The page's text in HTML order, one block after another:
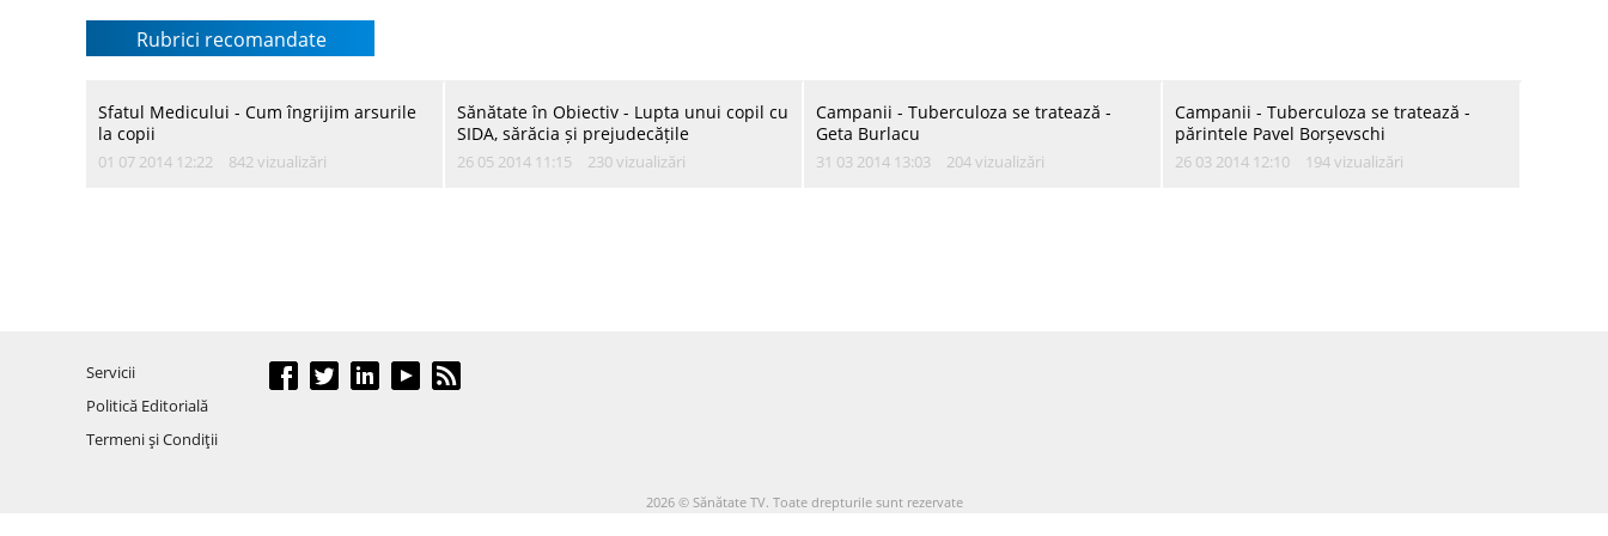
Rubrici recomandate
Sfatul Medicului - Cum îngrijim arsurile
la copii
01 07 2014 12:22 842 vizualizări
Sănătate în Obiectiv - Lupta unui copil cu
SIDA, sărăcia și prejudecățile
26 05 2014 11:15 230 vizualizări
Campanii - Tuberculoza se tratează -
Geta Burlacu
31 03 2014 13:03 204 vizualizări
Campanii - Tuberculoza se tratează -
părintele Pavel Borșevschi
26 03 2014 12:10 194 vizualizări
Servicii
Politică Editorială
Termeni şi Condiţii
2026 © Sănătate TV. Toate drepturile sunt rezervate